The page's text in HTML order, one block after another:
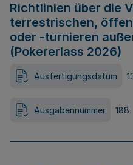
Richtlinien über die
terrestrischen,
oder -turnieren
(Pokererlass 2026)
Ausfertigungsdatum
Ausgabennummer 188